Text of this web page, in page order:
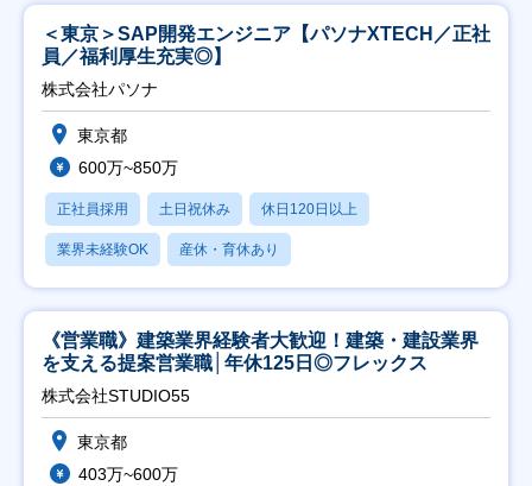
＜東京＞SAP開発エンジニア【パソナXTECH／正社
員／福利厚生充実◎】
株式会社パソナ
東京都
600万~850万
正社員採用 土日祝休み 休日120日以上
業界未経験OK 産休・育休あり
《営業職》建築業界経験者大歓迎！建築・建設業界
を支える提案営業職│年休125日◎フレックス
株式会社STUDIO55
東京都
403万~600万